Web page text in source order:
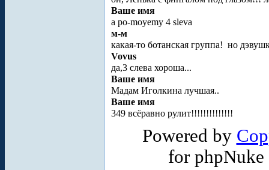
Ваше имя
a po-moyemy 4 sleva
м-м
какая-то ботанская группа! но
Vovus
да,3 слева хороша...
Ваше имя
Мадам Иголкина лучшая..
Ваше имя
349 всёравно рулит!!!!!!!!!!!!!!
Powered by
for